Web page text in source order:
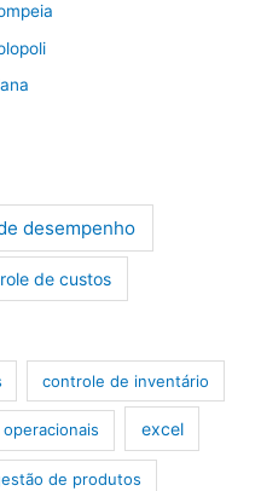
desempenho
de custos
controle de inventário
excel
de produtos